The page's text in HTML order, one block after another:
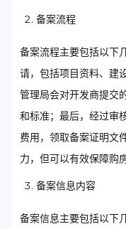
备案流程
备案流程主要包括以下
请，包括项目资料、建
管理局会对开发商提交
和标准；最后，经过审
费用，领取备案证明文
力，但可以有效保障购
备案信息内容
备案信息主要包括以下